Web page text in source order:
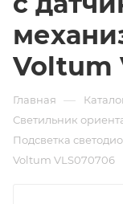
Voltum
Главная —
Светильник
Подсветка
Voltum VLS070706